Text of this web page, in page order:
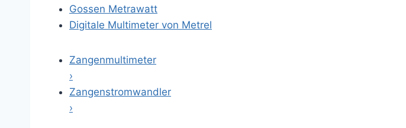
Gossen Metrawatt
Digitale Multimeter von Metrel
Zangenmultimeter
›
Zangenstromwandler
›